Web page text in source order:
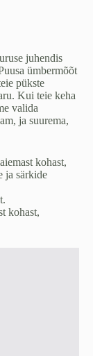
juhendis
ümbermõõt
pükste
Kui teie keha
valida
ja suurema,
kohast,
ja särkide
kohast,